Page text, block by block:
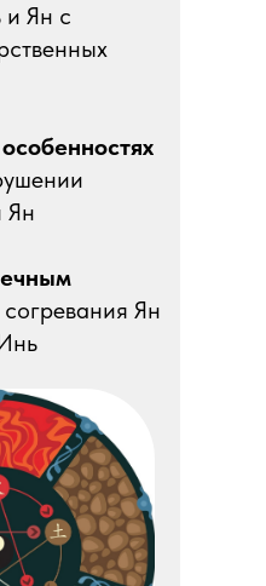
Ян с
Ян
согревания Ян